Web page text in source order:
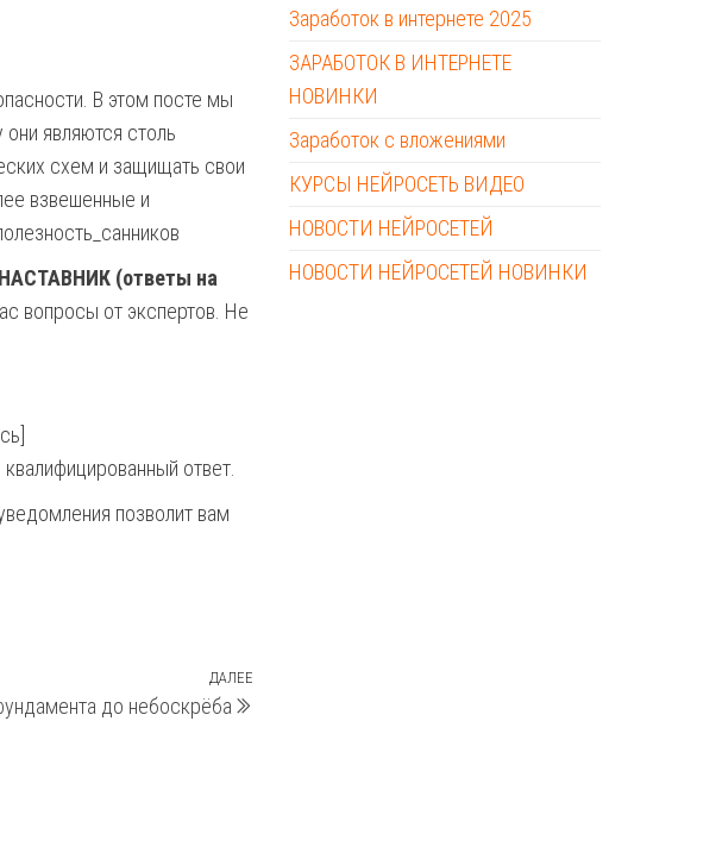
В этом посте мы
являются столь
схем и защищать свои
взвешенные и
(ответы на
вопросы от экспертов. Не
ответ.
позволит вам
Следующая
ДАЛЕЕ
до небоскрёба
Заработок в интернете 2025
ЗАРАБОТОК В ИНТЕРНЕТЕ
НОВИНКИ
Заработок с вложениями
КУРСЫ НЕЙРОСЕТЬ ВИДЕО
НОВОСТИ НЕЙРОСЕТЕЙ
НОВОСТИ НЕЙРОСЕТЕЙ НОВИНКИ